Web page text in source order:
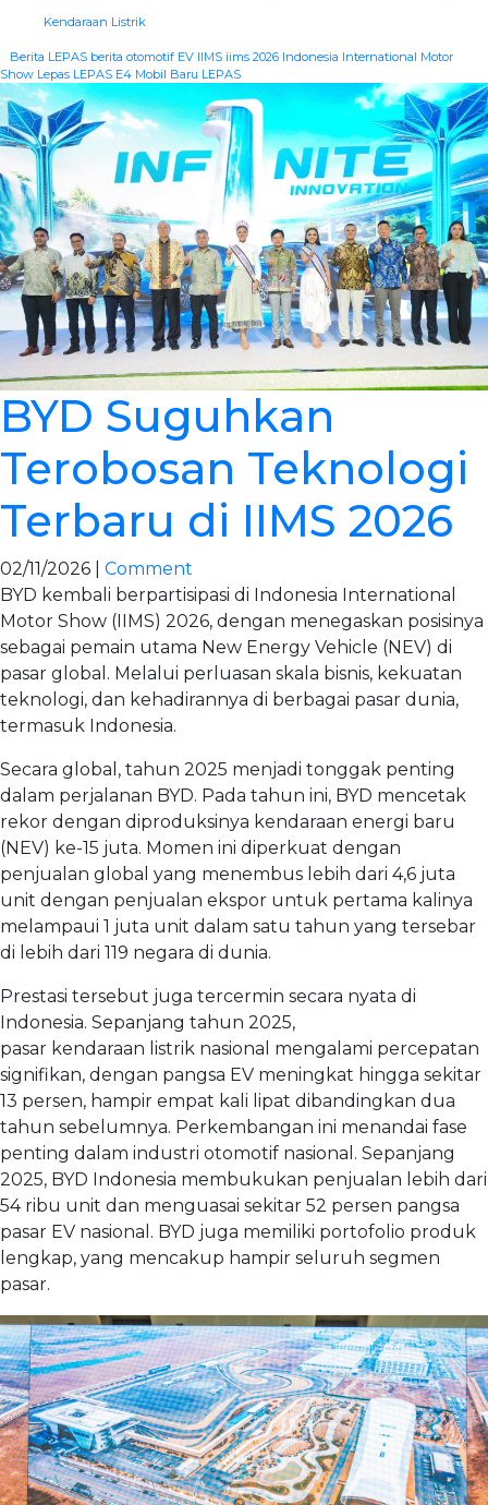
Kendaraan Listrik
Berita LEPAS berita otomotif EV IIMS iims 2026 Indonesia International Motor
Show Lepas LEPAS E4 Mobil Baru LEPAS
BYD Suguhkan
Terobosan Teknologi
Terbaru di IIMS 2026
02/11/2026 | Comment
BYD kembali berpartisipasi di Indonesia International
Motor Show (IIMS) 2026, dengan menegaskan posisinya
sebagai pemain utama New Energy Vehicle (NEV) di
pasar global. Melalui perluasan skala bisnis, kekuatan
teknologi, dan kehadirannya di berbagai pasar dunia,
termasuk Indonesia.
Secara global, tahun 2025 menjadi tonggak penting
dalam perjalanan BYD. Pada tahun ini, BYD mencetak
rekor dengan diproduksinya kendaraan energi baru
(NEV) ke-15 juta. Momen ini diperkuat dengan
penjualan global yang menembus lebih dari 4,6 juta
unit dengan penjualan ekspor untuk pertama kalinya
melampaui 1 juta unit dalam satu tahun yang tersebar
di lebih dari 119 negara di dunia.
Prestasi tersebut juga tercermin secara nyata di
Indonesia. Sepanjang tahun 2025,
pasar kendaraan listrik nasional mengalami percepatan
signifikan, dengan pangsa EV meningkat hingga sekitar
13 persen, hampir empat kali lipat dibandingkan dua
tahun sebelumnya. Perkembangan ini menandai fase
penting dalam industri otomotif nasional. Sepanjang
2025, BYD Indonesia membukukan penjualan lebih dari
54 ribu unit dan menguasai sekitar 52 persen pangsa
pasar EV nasional. BYD juga memiliki portofolio produk
lengkap, yang mencakup hampir seluruh segmen
pasar.